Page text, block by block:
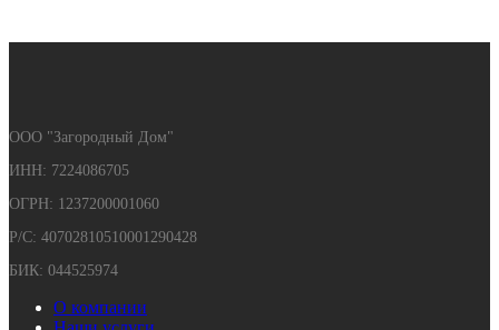
ООО "Загородный Дом"
ИНН: 7224086705
ОГРН: 1237200001060
Р/С: 40702810510001290428
БИК: 044525974
О компании